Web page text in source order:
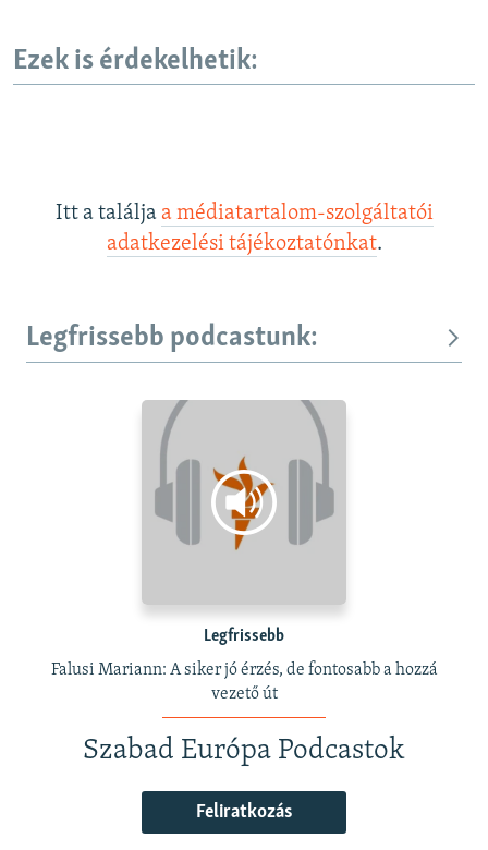
Ezek is érdekelhetik:
Itt a találja a médiatartalom-szolgáltatói
adatkezelési tájékoztatónkat.
Legfrissebb podcastunk:
Legfrissebb
Falusi Mariann: A siker jó érzés, de fontosabb a hozzá
vezető út
Szabad Európa Podcastok
Feliratkozás